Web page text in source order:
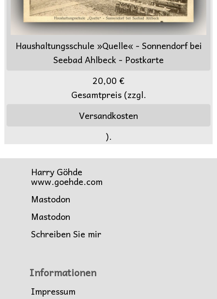
Haushaltungsschule »Quelle« - Sonnendorf bei
Seebad Ahlbeck - Postkarte
20,00 €
Gesamtpreis (zzgl.
Versandkosten
).
Harry Göhde
www.goehde.com
Mastodon
Mastodon
Schreiben Sie mir
Informationen
Impressum